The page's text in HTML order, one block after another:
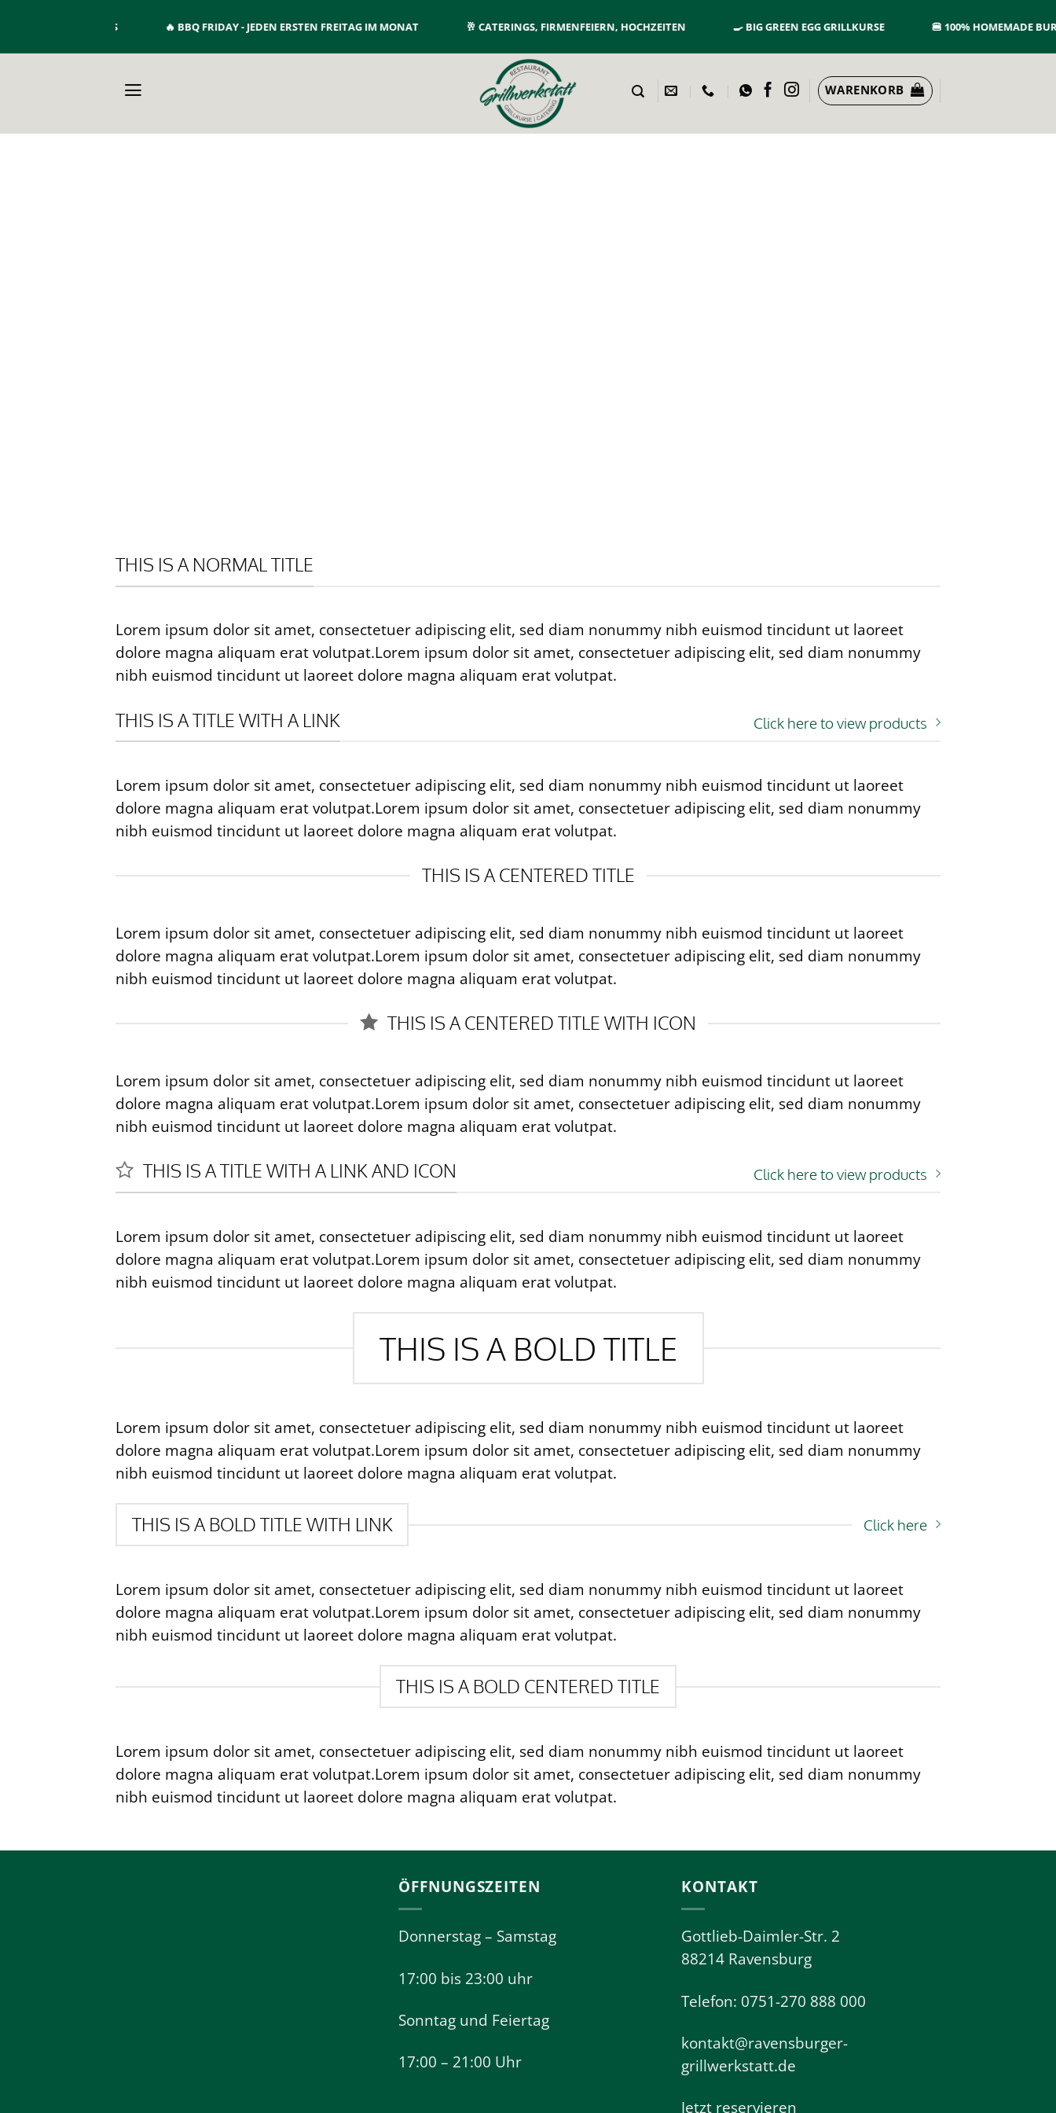
springen
BBQ FRIDAY - JEDEN ERSTEN FREITAG IM MONAT CATERINGS, FIRMENFEIERN, HOCHZEITEN BIG GREEN EGG GRILLKURSE 100% HOMEMADE
WARENKORB
THIS IS A NORMAL TITLE
Lorem ipsum dolor sit amet, consectetuer adipiscing elit, sed diam nonummy nibh euismod tincidunt ut laoreet
dolore magna aliquam erat volutpat.Lorem ipsum dolor sit amet, consectetuer adipiscing elit, sed diam nonummy
nibh euismod tincidunt ut laoreet dolore magna aliquam erat volutpat.
THIS IS A TITLE WITH A LINK Click here to view products
Lorem ipsum dolor sit amet, consectetuer adipiscing elit, sed diam nonummy nibh euismod tincidunt ut laoreet
dolore magna aliquam erat volutpat.Lorem ipsum dolor sit amet, consectetuer adipiscing elit, sed diam nonummy
nibh euismod tincidunt ut laoreet dolore magna aliquam erat volutpat.
THIS IS A CENTERED TITLE
Lorem ipsum dolor sit amet, consectetuer adipiscing elit, sed diam nonummy nibh euismod tincidunt ut laoreet
dolore magna aliquam erat volutpat.Lorem ipsum dolor sit amet, consectetuer adipiscing elit, sed diam nonummy
nibh euismod tincidunt ut laoreet dolore magna aliquam erat volutpat.
THIS IS A CENTERED TITLE WITH ICON
Lorem ipsum dolor sit amet, consectetuer adipiscing elit, sed diam nonummy nibh euismod tincidunt ut laoreet
dolore magna aliquam erat volutpat.Lorem ipsum dolor sit amet, consectetuer adipiscing elit, sed diam nonummy
nibh euismod tincidunt ut laoreet dolore magna aliquam erat volutpat.
THIS IS A TITLE WITH A LINK AND ICON Click here to view products
Lorem ipsum dolor sit amet, consectetuer adipiscing elit, sed diam nonummy nibh euismod tincidunt ut laoreet
dolore magna aliquam erat volutpat.Lorem ipsum dolor sit amet, consectetuer adipiscing elit, sed diam nonummy
nibh euismod tincidunt ut laoreet dolore magna aliquam erat volutpat.
THIS IS A BOLD TITLE
Lorem ipsum dolor sit amet, consectetuer adipiscing elit, sed diam nonummy nibh euismod tincidunt ut laoreet
dolore magna aliquam erat volutpat.Lorem ipsum dolor sit amet, consectetuer adipiscing elit, sed diam nonummy
nibh euismod tincidunt ut laoreet dolore magna aliquam erat volutpat.
THIS IS A BOLD TITLE WITH LINK Click here
Lorem ipsum dolor sit amet, consectetuer adipiscing elit, sed diam nonummy nibh euismod tincidunt ut laoreet
dolore magna aliquam erat volutpat.Lorem ipsum dolor sit amet, consectetuer adipiscing elit, sed diam nonummy
nibh euismod tincidunt ut laoreet dolore magna aliquam erat volutpat.
THIS IS A BOLD CENTERED TITLE
Lorem ipsum dolor sit amet, consectetuer adipiscing elit, sed diam nonummy nibh euismod tincidunt ut laoreet
dolore magna aliquam erat volutpat.Lorem ipsum dolor sit amet, consectetuer adipiscing elit, sed diam nonummy
nibh euismod tincidunt ut laoreet dolore magna aliquam erat volutpat.
ÖFFNUNGSZEITEN
Donnerstag – Samstag
17:00 bis 23:00 uhr
Sonntag und Feiertag
17:00 – 21:00 Uhr
KONTAKT
Gottlieb-Daimler-Str. 2
88214 Ravensburg
Telefon: 0751-270 888 000
kontakt@ravensburger-
grillwerkstatt.de
Jetzt reservieren